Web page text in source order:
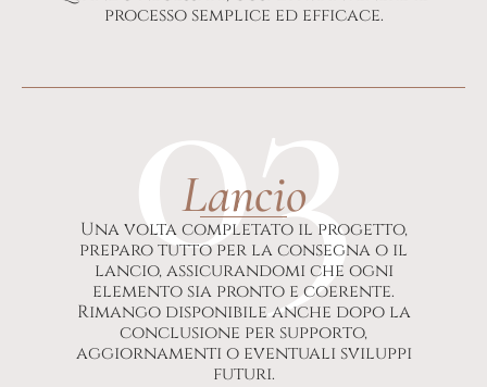
processo semplice ed efficace.
03
Lancio
Una volta completato il progetto,
preparo tutto per la consegna o il
lancio, assicurandomi che ogni
elemento sia pronto e coerente.
Rimango disponibile anche dopo la
conclusione per supporto,
aggiornamenti o eventuali sviluppi
futuri.